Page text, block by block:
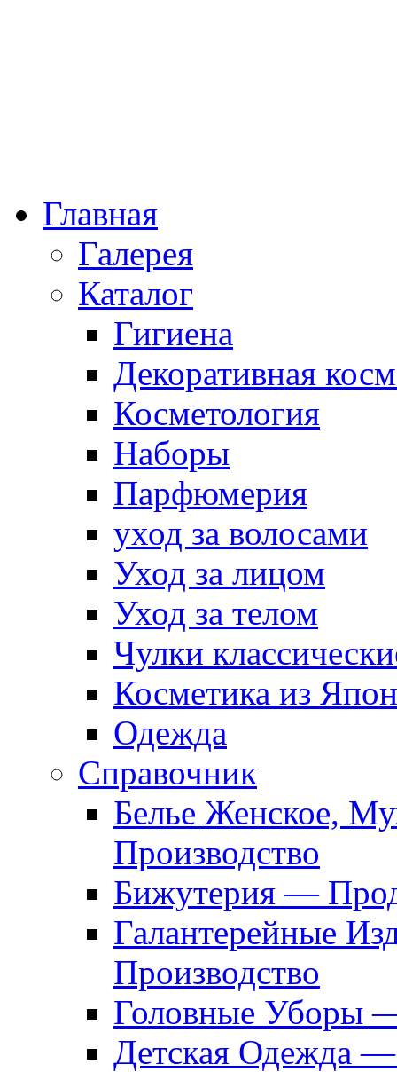
Главная
Галерея
Каталог
Гигиена
Декоративная
Косметология
Наборы
Парфюмерия
уход за волосами
Уход за лицом
Уход за телом
Чулки
Косметика из
Одежда
Справочник
Белье Женское,
Производство
Бижутерия —
Галантерейные
Производство
Головные Уборы
Детская Одежда